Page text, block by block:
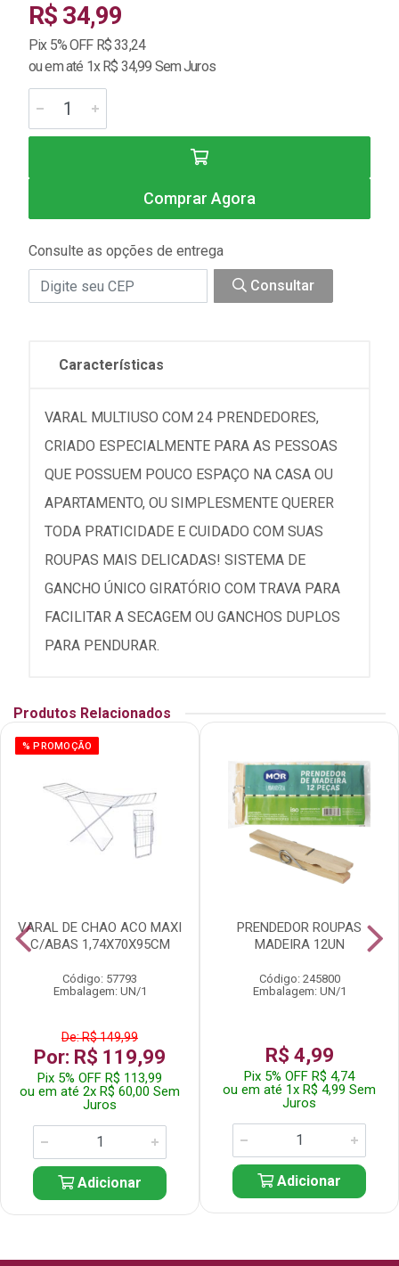
R$ 34,99
Pix 5% OFF R$ 33,24
ou em até 1x R$ 34,99 Sem Juros
Comprar Agora
Consulte as opções de entrega
Consultar
Características
VARAL MULTIUSO COM 24 PRENDEDORES,
CRIADO ESPECIALMENTE PARA AS PESSOAS
QUE POSSUEM POUCO ESPAÇO NA CASA OU
APARTAMENTO, OU SIMPLESMENTE QUERER
TODA PRATICIDADE E CUIDADO COM SUAS
ROUPAS MAIS DELICADAS! SISTEMA DE
GANCHO ÚNICO GIRATÓRIO COM TRAVA PARA
FACILITAR A SECAGEM OU GANCHOS DUPLOS
PARA PENDURAR.
Produtos Relacionados
% PROMOÇÃO
VARAL DE CHAO ACO MAXI
C/ABAS 1,74X70X95CM
Código: 57793
Embalagem: UN/1
De: R$ 149,99
Por: R$ 119,99
Pix 5% OFF R$ 113,99
ou em até 2x R$ 60,00 Sem
Juros
Adicionar
PRENDEDOR ROUPAS
MADEIRA 12UN
Código: 245800
Embalagem: UN/1
R$ 4,99
Pix 5% OFF R$ 4,74
ou em até 1x R$ 4,99 Sem
Juros
Adicionar